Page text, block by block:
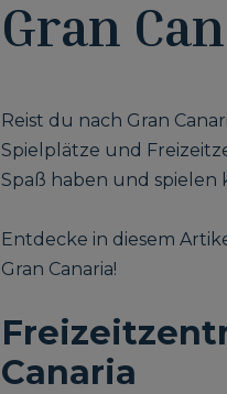
Gran
Reist du nach Gran
Spielplätze und
Spaß haben und spielen
Entdecke in diesem
Gran Canaria!
Canaria